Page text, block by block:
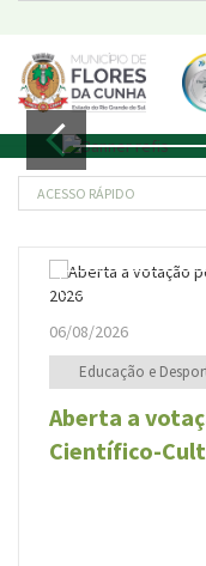
ACESSO RÁPIDO
06/08/2026
Educação e
Aberta a
Científico-